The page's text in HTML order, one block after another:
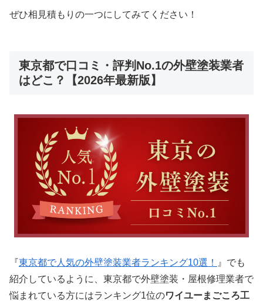
ぜひ相見積もりの一つにしてみてください！
東京都で口コミ・評判No.1の外壁塗装業者
はどこ？【2026年最新版】
『東京都で人気の外壁塗装業者ランキング10選！
』でも
紹介しているように、東京都で外壁塗装・屋根修理業者で
悩まれている方にはランキング1位のワイユーまごころ工